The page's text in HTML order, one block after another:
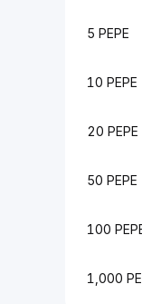
5 PEPE
10 PEPE
20 PEPE
50 PEPE
100
1,000